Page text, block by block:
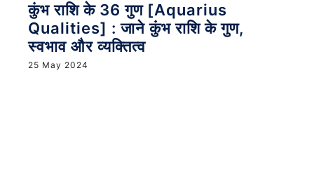
कुंभ राशि के 36 गुण [Aquarius
Qualities] : जाने कुंभ राशि के गुण,
स्वभाव और व्यक्तित्व
25 May 2024